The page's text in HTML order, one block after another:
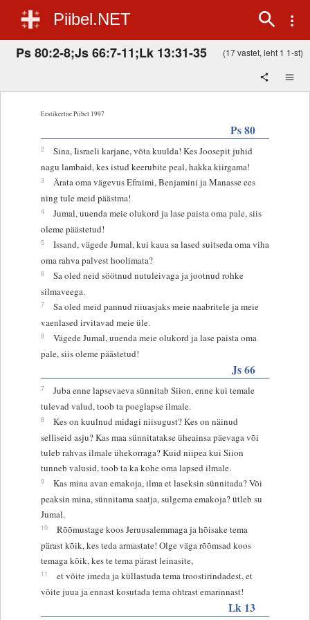
Piibel.NET
Ps 80:2-8;Js 66:7-11;Lk 13:31-35 (17 vastet, leht 1 1-st)
Eestikeelne Piibel 1997
Ps 80
2
Sina, Iisraeli karjane, võta kuulda! Kes Joosepit juhid
nagu lambaid, kes istud keerubite peal, hakka kiirgama!
3
Ärata oma vägevus Efraimi, Benjamini ja Manasse ees
ning tule meid päästma!
4
Jumal, uuenda meie olukord ja lase paista oma pale, siis
oleme päästetud!
5
Issand, vägede Jumal, kui kaua sa lased suitseda oma viha
oma rahva palvest hoolimata?
6
Sa oled neid söötnud nutuleivaga ja jootnud rohke
silmaveega.
7
Sa oled meid pannud riiuasjaks meie naabritele ja meie
vaenlased irvitavad meie üle.
8
Vägede Jumal, uuenda meie olukord ja lase paista oma
pale, siis oleme päästetud!
Js 66
7
Juba enne lapsevaeva sünnitab Siion, enne kui temale
tulevad valud, toob ta poeglapse ilmale.
8
Kes on kuulnud midagi niisugust? Kes on näinud
selliseid asju? Kas maa sünnitatakse üheainsa päevaga või
tuleb rahvas ilmale ühekorraga? Kuid niipea kui Siion
tunneb valusid, toob ta ka kohe oma lapsed ilmale.
9
Kas mina avan emakoja, ilma et laseksin sünnitada? Või
peaksin mina, sünnitama saatja, sulgema emakoja? ütleb su
Jumal.
10
Rõõmustage koos Jeruusalemmaga ja hõisake tema
pärast kõik, kes teda armastate! Olge väga rõõmsad koos
temaga kõik, kes te tema pärast leinasite,
11
et võite imeda ja küllastuda tema troostirindadest, et
võite juua ja ennast kosutada tema ohtrast emarinnast!
Lk 13